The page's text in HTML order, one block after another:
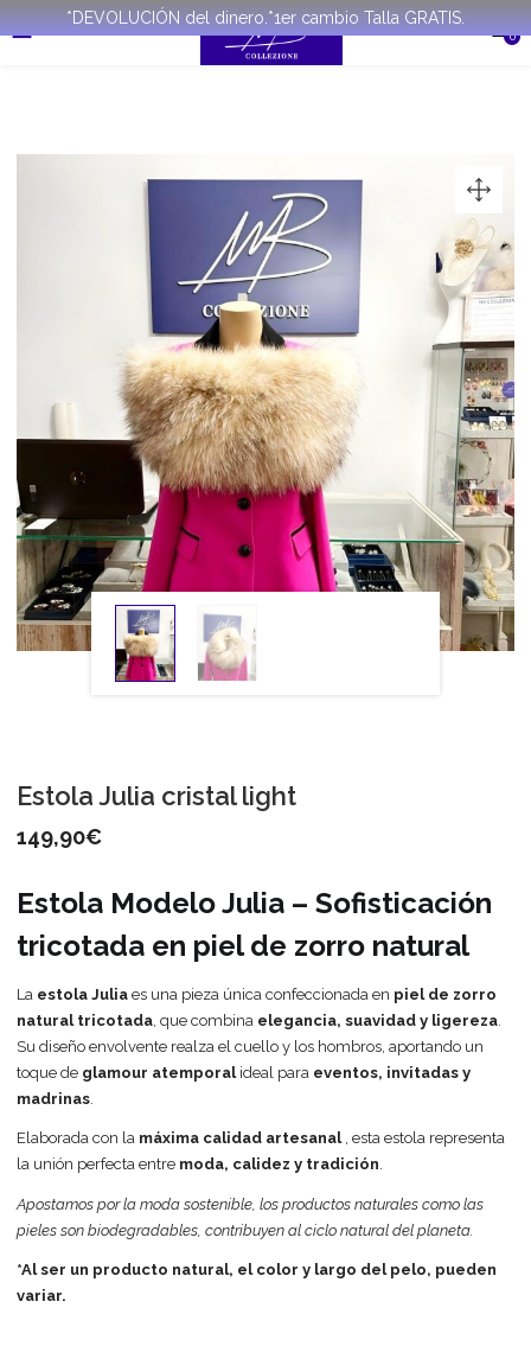
*DEVOLUCIÓN del dinero.*1er cambio Talla GRATIS.
0
Estola Julia cristal light
149,90€
Estola Modelo Julia – Sofisticación
tricotada en piel de zorro natural
La estola Julia es una pieza única confeccionada en piel de zorro
natural tricotada , que combina elegancia, suavidad y ligereza
Su diseño envolvente realza el cuello y los hombros, aportando un
toque de glamour atemporalideal para eventos, invitadas y
madrinas
Elaborada con la máxima calidad artesanal, esta estola representa
la unión perfecta entre moda, calidez y tradición.
Apostamos por la moda sostenible, los productos naturales como las
pieles son biodegradables, contribuyen al ciclo natural del planeta.
*Al ser un producto natural, el color y largo del pelo, pueden
variar.